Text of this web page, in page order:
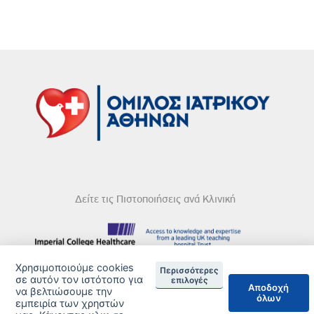
Δείτε τις Πιστοποιήσεις ανά Κλινική
DISCLAIMER
© 2026 Copyright © Iatriko.gr | Powered by Aboutnet
Χρησιμοποιούμε cookies
σε αυτόν τον ιστότοπο για
να βελτιώσουμε την
εμπειρία των χρηστών
Περισσότερες
επιλογές
Αποδοχή
όλων